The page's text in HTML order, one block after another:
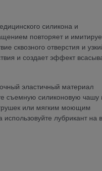
силикона и
повторяет и
сквозного отверстия и
и создает эффект
эластичный материал
съемную силиконовую чашу
или мягким моющим
лубрикант на